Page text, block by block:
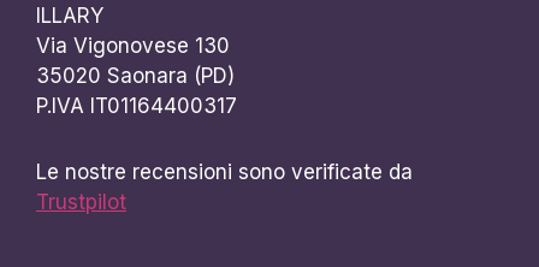
ILLARY
Via Vigonovese 130
35020 Saonara (PD)
P.IVA IT01164400317
Le nostre recensioni sono verificate da
Trustpilot